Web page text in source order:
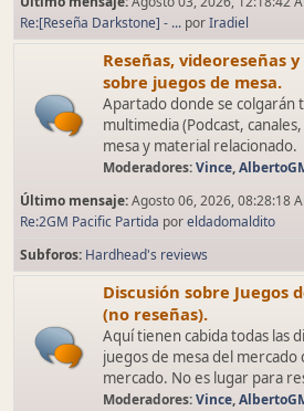
Re:[Reseña Darkstone] - ... porIradiel
Reseñas, videoreseñas
sobre juegos de mesa.
Apartado donde se colgarán
multimedia (Podcast,
mesa y material relacionado.
Moderadores:Vince,
Último mensaje:Agosto 06, 2026, 08:28:18
Re:2GM Pacific Partida poreldadomaldito
Subforos Hardhead's reviews
Discusión sobre Juegos
(no reseñas).
Aquí tienen cabida todas las
juegos de mesa del mercado
mercado. No es lugar para
Moderadores:Vince,